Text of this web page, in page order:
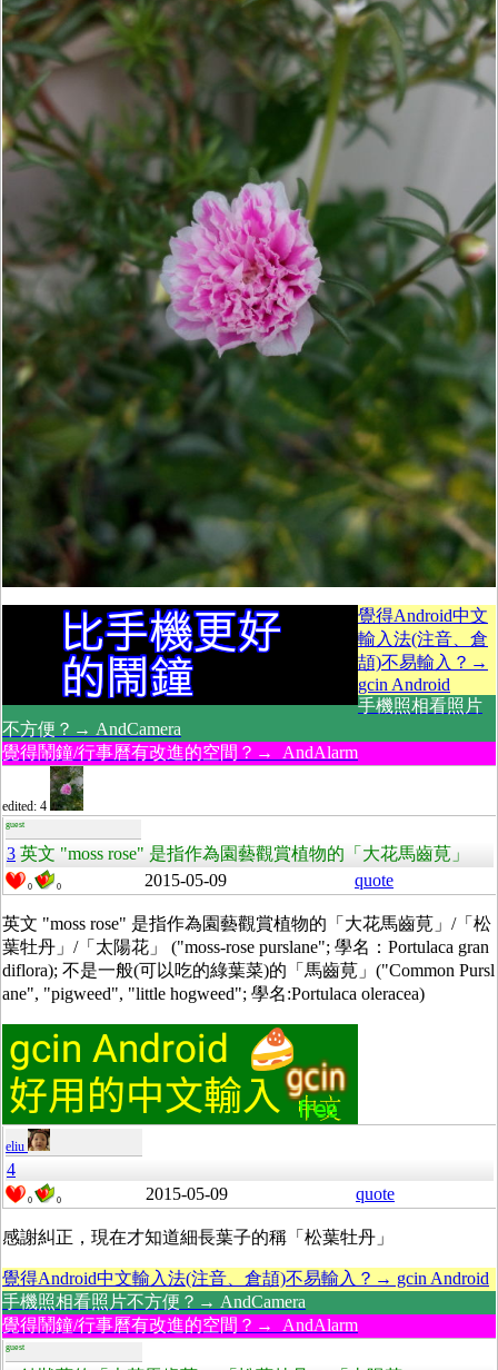
覺得Android中文
輸入法(注音、倉
頡)不易輸入？→
gcin Android
手機照相看照片
不方便？→ AndCamera
覺得鬧鐘/行事曆有改進的空間？→ AndAlarm
edited: 4
guest
3 英文 "moss rose" 是指作為園藝觀賞植物的「大花馬齒莧」
0 0 2015-05-09 quote
英文 "moss rose" 是指作為園藝觀賞植物的「大花馬齒莧」/「松
葉牡丹」/「太陽花」 ("moss-rose purslane"; 學名：Portulaca gran
diflora); 不是一般(可以吃的綠葉菜)的「馬齒莧」("Common Pursl
ane", "pigweed", "little hogweed"; 學名:Portulaca oleracea)
eliu
4
0 0 2015-05-09 quote
感謝糾正，現在才知道細長葉子的稱「松葉牡丹」
覺得Android中文輸入法(注音、倉頡)不易輸入？→ gcin Android
手機照相看照片不方便？→ AndCamera
覺得鬧鐘/行事曆有改進的空間？→ AndAlarm
guest